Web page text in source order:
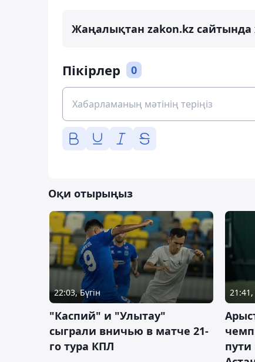
Жаңалықтан zakon.kz сайтында
Пікірлер 0
Оқи отырыңыз
22:03, Бүгін
"Каспий" и "Улытау"
сыграли вничью в матче 21-
го тура КПЛ
21:41,